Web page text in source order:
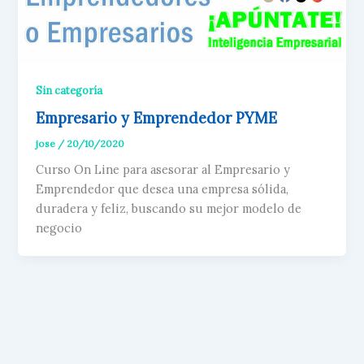
Sin categoría
Empresario y Emprendedor PYME
jose / 20/10/2020
Curso On Line para asesorar al Empresario y
Emprendedor que desea una empresa sólida,
duradera y feliz, buscando su mejor modelo de
negocio